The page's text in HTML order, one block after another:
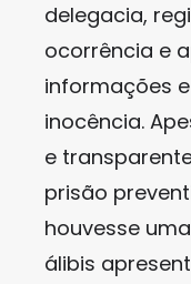
delegacia,
ocorrência e
informações
inocência.
e
prisão
houvesse
álibis